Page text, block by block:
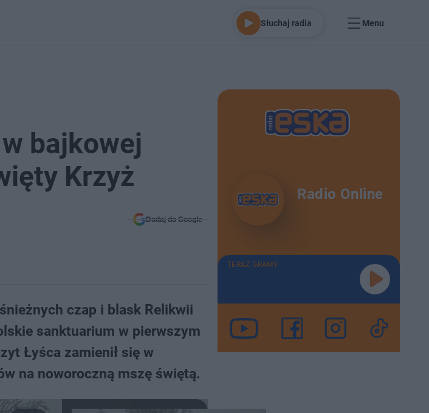
Słuchaj radia Menu
bajkowej
Krzyż
Dodaj do Google
czap i blask Relikwii
sanktuarium w pierwszym
Łyśca zamienił się w
na noworoczną mszę świętą.
Radio Online
TERAZ GRAMY